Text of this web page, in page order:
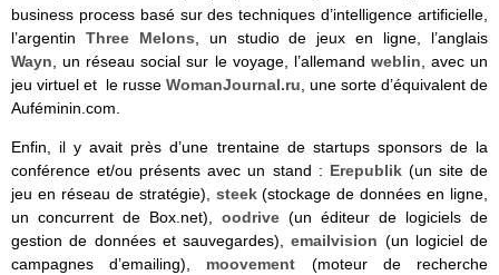
business process basé sur des techniques d’intelligence artificielle,
l’argentin Three Melons , un studio de jeux en ligne, l’anglais
Wayn , un réseau social sur le voyage, l’allemand weblin , avec un
jeu virtuel et le russe WomanJournal.ru , une sorte d’équivalent de
Auféminin.com.
Enfin, il y avait près d’une trentaine de startups sponsors de la
conférence et/ou présents avec un stand : Erepublik(un site de
jeu en réseau de stratégie), steek(stockage de données en ligne,
un concurrent de Box.net), oodrive (un éditeur de logiciels de
gestion de données et sauvegardes),emailvision (un logiciel de
campagnes d’emailing), moovement (moteur de recherche